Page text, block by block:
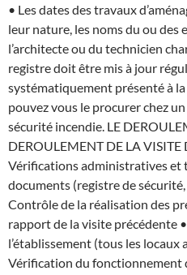
• Les dates des travaux
leur nature, les noms du ou des
l’architecte ou du technicien
registre doit être mis à jour
systématiquement présenté à
pouvez vous le procurer chez
sécurité incendie. LE
DEROULEMENT DE LA
Vérifications administratives et
documents (registre de
Contrôle de la réalisation des
rapport de la visite précédente
l’établissement (tous les locaux
Vérification du fonctionnement